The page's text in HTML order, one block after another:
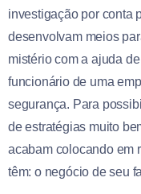
investigação por conta
desenvolvam meios
mistério com a ajuda
funcionário de uma
segurança. Para
de estratégias muito
acabam colocando em
têm: o negócio de seu